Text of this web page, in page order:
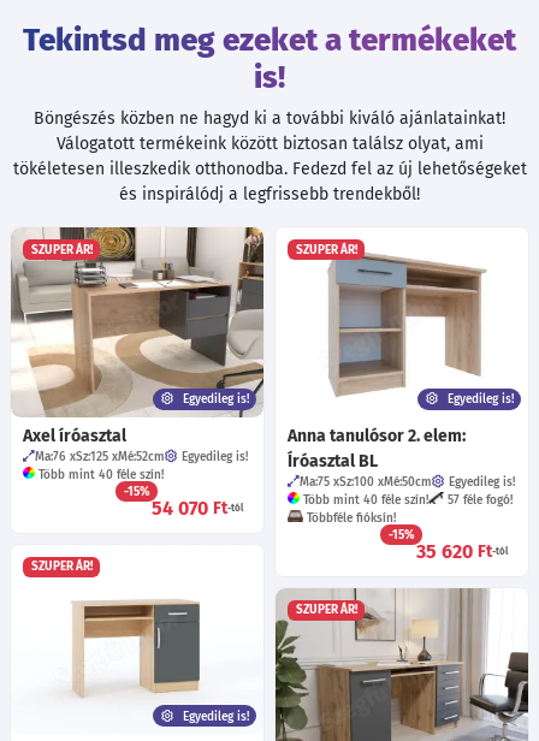
Tekintsd meg ezeket a termékeket
is!
Böngészés közben ne hagyd ki a további kiváló ajánlatainkat!
Válogatott termékeink között biztosan találsz olyat, ami
tökéletesen illeszkedik otthonodba. Fedezd fel az új lehetőségeket
és inspirálódj a legfrissebb trendekből!
SZUPER ÁR!
Egyedileg is!
Axel íróasztal
Ma:76 Sz:125 Mé:52cm
Egyedileg is!
Több mint 40 féle szín!
-15%
54 070 Ft-tól
SZUPER ÁR!
Egyedileg is!
Anna tanulósor 2. elem:
Íróasztal BL
Ma:75 Sz:100 Mé:50cm
Egyedileg is!
Több mint 40 féle szín!
57 féle fogó!
Többféle fióksín!
-15%
35 620 Ft-tól
SZUPER ÁR!
Egyedileg is!
SZUPER ÁR!